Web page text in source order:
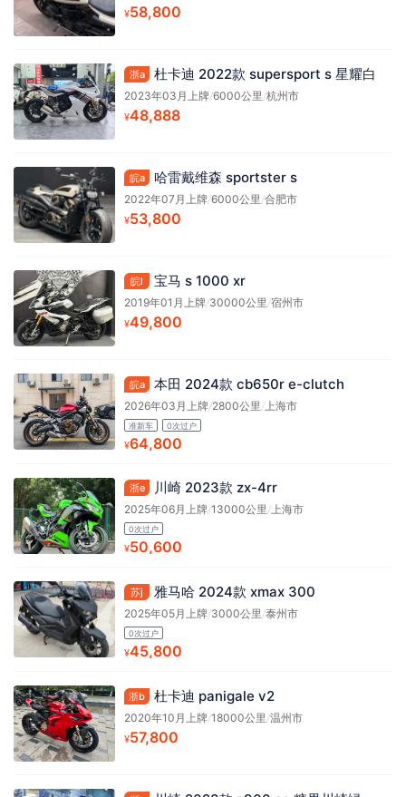
¥58,800
浙a 杜卡迪 2022款 supersport s 星耀白
2023年03月上牌/6000公里 /杭州市
¥48,888
皖a 哈雷戴维森 sportster s
2022年07月上牌/6000公里 /合肥市
¥53,800
皖l 宝马 s 1000 xr
2019年01月上牌/30000公里 /宿州市
¥49,800
皖a 本田 2024款 cb650r e-clutch
2026年03月上牌/2800公里 /上海市
准新车 0次过户
¥64,800
浙e 川崎 2023款 zx-4rr
2025年06月上牌/13000公里/上海市
0次过户
¥50,600
苏j 雅马哈 2024款 xmax 300
2025年05月上牌/3000公里/泰州市
0次过户
¥45,800
浙b 杜卡迪 panigale v2
2020年10月上牌/18000公里/温州市
¥57,800